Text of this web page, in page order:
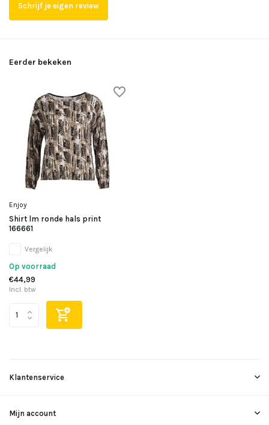
Schrijf je eigen review
Eerder bekeken
Enjoy
Shirt lm ronde hals print
166661
Vergelijk
Op voorraad
€44,99
Incl. btw
Klantenservice
Mijn account